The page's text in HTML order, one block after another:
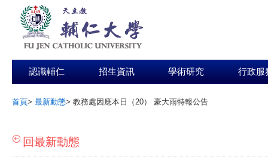
認識輔仁 招生資訊 學術研究 行政服
首頁> 最新動態> 教務處因應本日（20） 豪大雨特報公告
回最新動態